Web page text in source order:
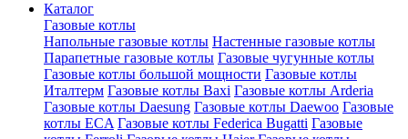
Каталог
Газовые котлы
Напольные газовые котлы Настенные газовые котлы
Парапетные газовые котлы Газовые чугунные котлы
Газовые котлы большой мощности Газовые котлы
Италтерм Газовые котлы Baxi Газовые котлы Arderia
Газовые котлы Daesung Газовые котлы Daewoo Газовые
котлы ECA Газовые котлы Federica Bugatti Газовые